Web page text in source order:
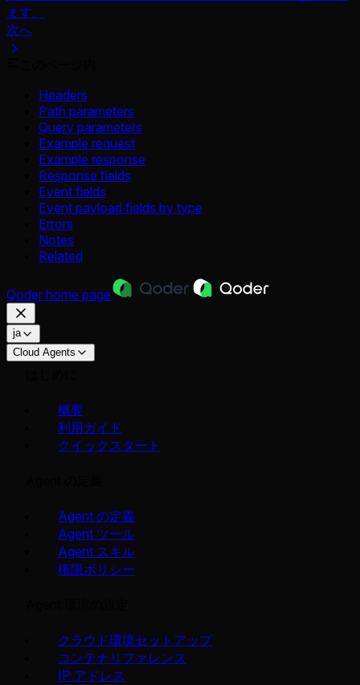
ます。
次へ
Headers
Path parameters
Query parameters
Example request
Example response
Response fields
Event fields
Event payload fields by type
Errors
Notes
Related
Qoder home page
ja
Cloud Agents
概要
利用ガイド
クイックスタート
Agent の定義
Agent ツール
Agent スキル
権限ポリシー
クラウド環境セットアップ
コンテナリファレンス
IP アドレス